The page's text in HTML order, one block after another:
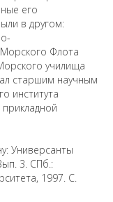
его
в другом:
Морского Флота
училища
старшим научным
института
Универсанты
3. СПб.:
1997. С.
©